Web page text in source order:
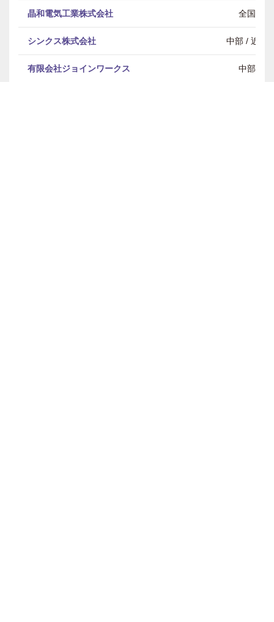
晶和電気工業株式会社 全国
シンクス株式会社 中部 / 近畿
有限会社ジョインワークス 中部